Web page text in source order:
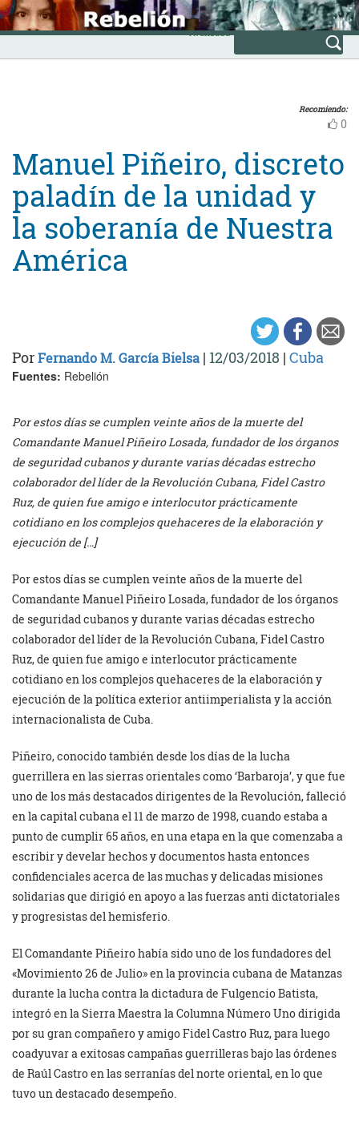
Skip
to
content
INICIO
Avanzada
Recomiendo:
0
Manuel Piñeiro, discreto
paladín de la unidad y
la soberanía de Nuestra
América
PorFernando M. García Bielsa | 12/03/2018 | Cuba
Fuentes: Rebelión
Por estos días se cumplen veinte años de la muerte del
Comandante Manuel Piñeiro Losada, fundador de los órganos
de seguridad cubanos y durante varias décadas estrecho
colaborador del líder de la Revolución Cubana, Fidel Castro
Ruz, de quien fue amigo e interlocutor prácticamente
cotidiano en los complejos quehaceres de la elaboración y
ejecución de […]
Por estos días se cumplen veinte años de la muerte del
Comandante Manuel Piñeiro Losada, fundador de los órganos
de seguridad cubanos y durante varias décadas estrecho
colaborador del líder de la Revolución Cubana, Fidel Castro
Ruz, de quien fue amigo e interlocutor prácticamente
cotidiano en los complejos quehaceres de la elaboración y
ejecución de la política exterior antiimperialista y la acción
internacionalista de Cuba.
Piñeiro, conocido también desde los días de la lucha
guerrillera en las sierras orientales como ‘Barbaroja’, y que fue
uno de los más destacados dirigentes de la Revolución, falleció
en la capital cubana el 11 de marzo de 1998, cuando estaba a
punto de cumplir 65 años, en una etapa en la que comenzaba a
escribir y develar hechos y documentos hasta entonces
confidenciales acerca de las muchas y delicadas misiones
solidarias que dirigió en apoyo a las fuerzas anti dictatoriales
y progresistas del hemisferio.
El Comandante Piñeiro había sido uno de los fundadores del
«Movimiento 26 de Julio» en la provincia cubana de Matanzas
durante la lucha contra la dictadura de Fulgencio Batista,
integró en la Sierra Maestra la Columna Número Uno dirigida
por su gran compañero y amigo Fidel Castro Ruz, para luego
coadyuvar a exitosas campañas guerrilleras bajo las órdenes
de Raúl Castro en las serranías del norte oriental, en lo que
tuvo un destacado desempeño.